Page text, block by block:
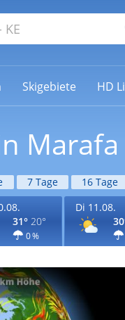
Skigebiete HD
Marafa
7 Tage 16 Tage
31° 20°
0 %
Di 11.08.